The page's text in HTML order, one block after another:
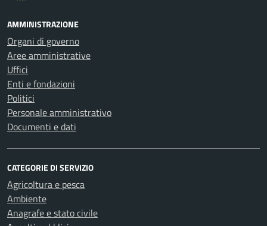
AMMINISTRAZIONE
Organi di governo
Aree amministrative
Uffici
Enti e fondazioni
Politici
Personale amministrativo
Documenti e dati
CATEGORIE DI SERVIZIO
Agricoltura e pesca
Ambiente
Anagrafe e stato civile